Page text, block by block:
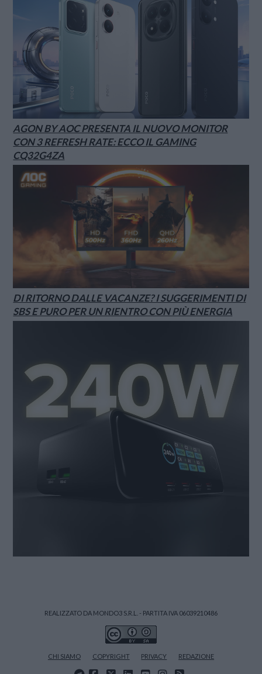
AGON BY AOC PRESENTA IL NUOVO MONITOR
CON 3 REFRESH RATE: ECCO IL GAMING
CQ32G4ZA
DI RITORNO DALLE VACANZE? I SUGGERIMENTI DI
SBS E PURO PER UN RIENTRO CON PIÙ ENERGIA
REALIZZATO DA MONDO3 S.R.L. - PARTITA IVA 06039210486
CHI SIAMO COPYRIGHT PRIVACY REDAZIONE